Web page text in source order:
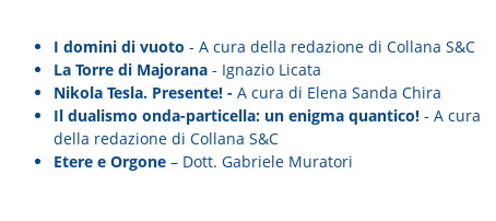
I domini di vuoto - A cura della redazione di Collana S&C
La Torre di Majorana- Ignazio Licata
Nikola Tesla. Presente! - A cura di Elena Sanda Chira
Il dualismo onda-particella: un enigma quantico!- A cura
della redazione di Collana S&C
Etere e Orgone– Dott. Gabriele Muratori